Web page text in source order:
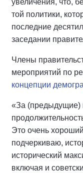
увеличения, что,
той политики,
последние
заседании
Члены
мероприятий по
концепции
«За (предыдущие)
Это очень
подчеркиваю,
исторический
включая и